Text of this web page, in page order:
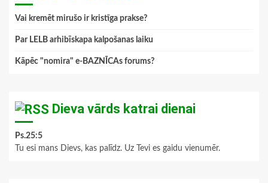
Vai kremēt mirušo ir kristīga prakse?
Par LELB arhibīskapa kalpošanas laiku
Kāpēc "nomira" e-BAZNĪCAs forums?
Dieva vārds katrai dienai
Ps.25:5
Tu esi mans Dievs, kas palīdz. Uz Tevi es gaidu vienumēr.